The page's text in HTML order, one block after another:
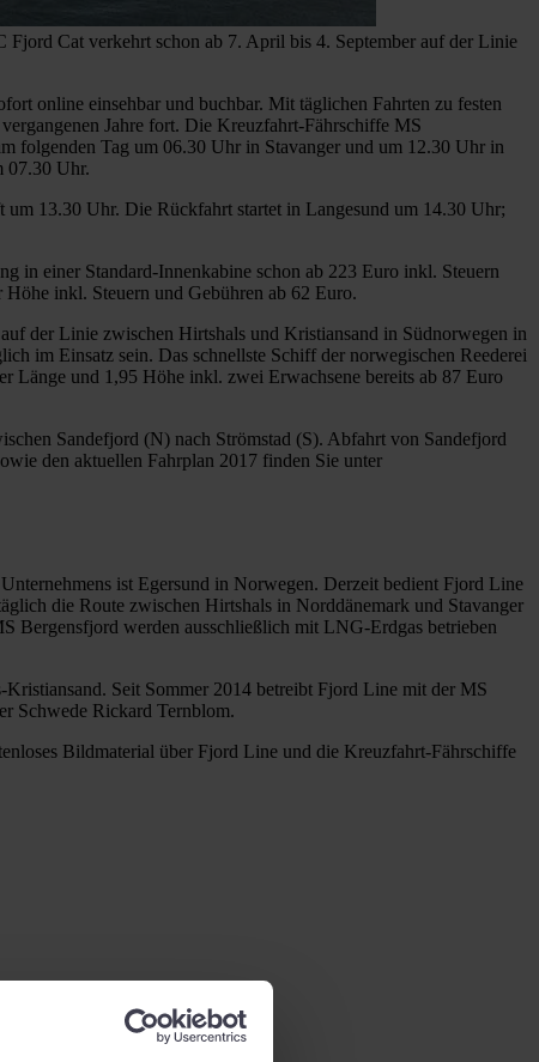
Cat verkehrt schon ab 7. April bis 4. September auf der Linie
online einsehbar und buchbar. Mit täglichen Fahrten zu festen
Jahre fort. Die Kreuzfahrt-Fährschiffe MS
folgenden Tag um 06.30 Uhr in Stavanger und um 12.30 Uhr in
07.30 Uhr.
13.30 Uhr. Die Rückfahrt startet in Langesund um 14.30 Uhr;
in einer Standard-Innenkabine schon ab 223 Euro inkl. Steuern
inkl. Steuern und Gebühren ab 62 Euro.
der Linie zwischen Hirtshals und Kristiansand in Südnorwegen in
im Einsatz sein. Das schnellste Schiff der norwegischen Reederei
Länge und 1,95 Höhe inkl. zwei Erwachsene bereits ab 87 Euro
Sandefjord (N) nach Strömstad (S). Abfahrt von Sandefjord
den aktuellen Fahrplan 2017 finden Sie unter
ist Egersund in Norwegen. Derzeit bedient Fjord Line
die Route zwischen Hirtshals in Norddänemark und Stavanger
Bergensfjord werden ausschließlich mit LNG-Erdgas betrieben
Seit Sommer 2014 betreibt Fjord Line mit der MS
Schwede Rickard Ternblom.
Bildmaterial über Fjord Line und die Kreuzfahrt-Fährschiffe